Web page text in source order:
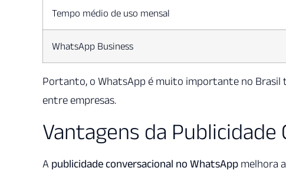
Tempo médio de uso mensal
WhatsApp Business
Portanto, o WhatsApp é muito importante no Brasil
entre empresas.
Vantagens da Publicidade
A publicidade conversacional no WhatsApp melhora